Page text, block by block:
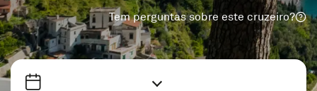
Tem perguntas sobre este cruzeiro?